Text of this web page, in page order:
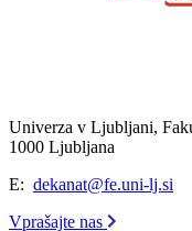
Univerza v Ljubljani,
1000 Ljubljana
E: dekanat@fe.uni-lj.si
Vprašajte nas